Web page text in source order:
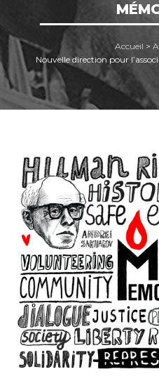
Accueil >
Nouvelle direction pour